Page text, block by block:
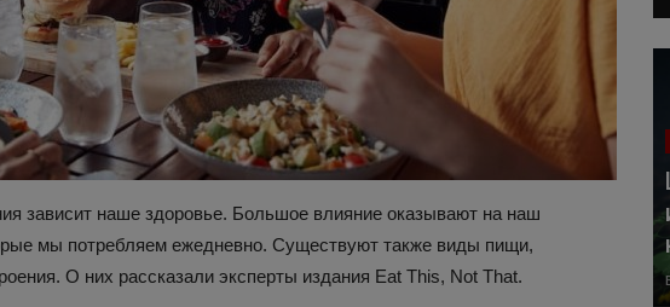
зависит наше здоровье. Большое влияние оказывают на наш
мы потребляем ежедневно. Существуют также виды пищи,
О них рассказали эксперты издания Eat This, Not That.